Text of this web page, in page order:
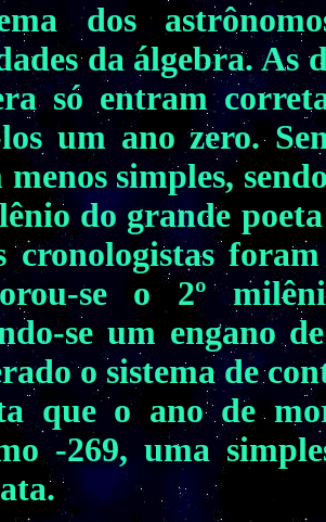
dos
da álgebra. As
só entram
um ano zero.
simples,
do grande
cronologistas
se o 2º
se um engano
o sistema de
que o ano de
-269, uma